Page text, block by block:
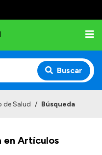
Buscar
de Salud / Búsqueda
en Artículos